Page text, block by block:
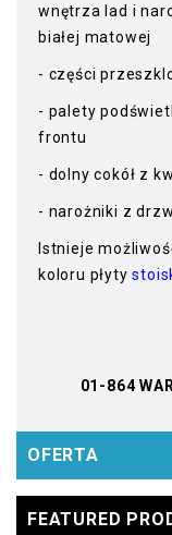
wnętrza lad i
białej matowej
- części
- palety
frontu
- dolny cokół z
- narożniki z
Istnieje
koloru płyty
01-864
OFERTA
FEATURED